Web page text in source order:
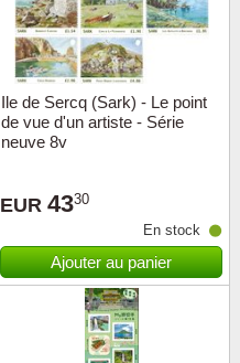
Ile de Sercq (Sark) - Le point
de vue d'un artiste - Série
neuve 8v
EUR 4330
En stock
Ajouter au panier